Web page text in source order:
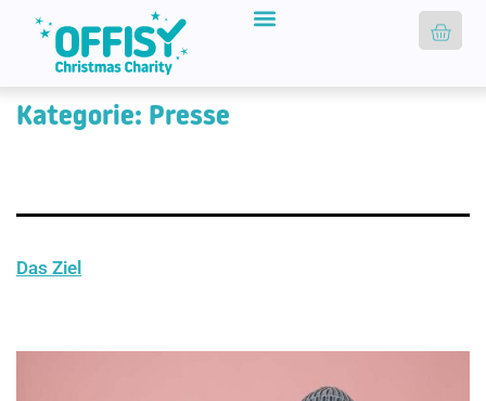
Kategorie: Presse
Das Ziel